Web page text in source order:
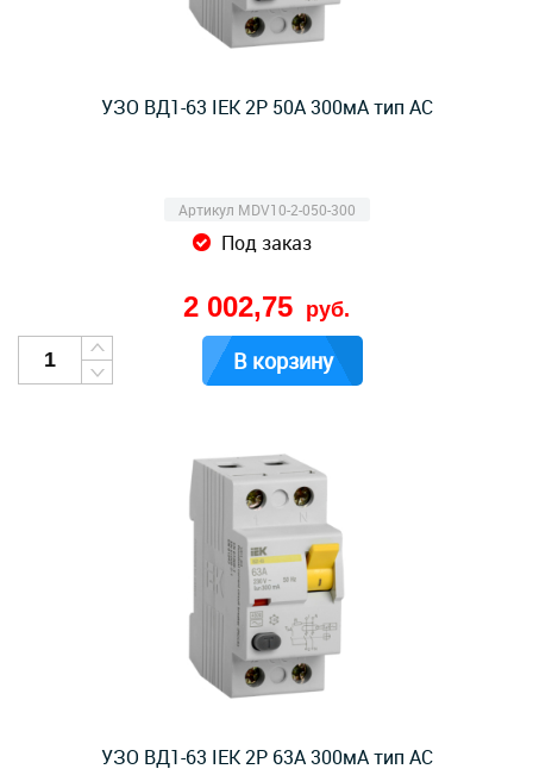
УЗО ВД1-63 IEK 2Р 50А 300мА тип AC
Артикул MDV10-2-050-300
Под заказ
2 002,75 руб.
В корзину
УЗО ВД1-63 IEK 2Р 63А 300мА тип AC